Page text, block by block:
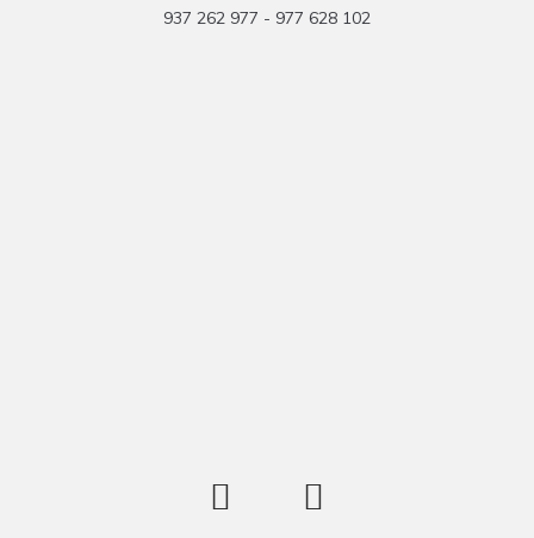
937 262 977 - 977 628 102